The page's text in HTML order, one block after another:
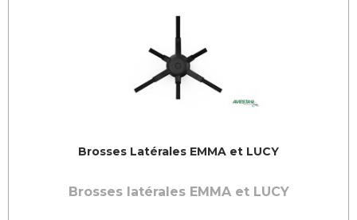
Brosses Latérales EMMA et LUCY
Brosses latérales EMMA et LUCY